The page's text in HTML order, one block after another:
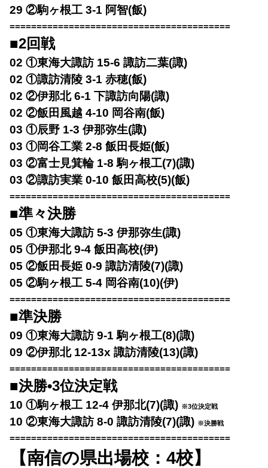
29 ②駒ヶ根工 3-1 阿智(飯)
=========================================
■2回戦
02 ①東海大諏訪 15-6 諏訪二葉(諏)
02 ①諏訪清陵 3-1 赤穂(飯)
02 ②伊那北 6-1 下諏訪向陽(諏)
02 ②飯田風越 4-10 岡谷南(飯)
03 ①辰野 1-3 伊那弥生(諏)
03 ①岡谷工業 2-8 飯田長姫(飯)
03 ②富士見箕輪 1-8 駒ヶ根工(7)(諏)
03 ②諏訪実業 0-10 飯田高校(5)(飯)
=========================================
■準々決勝
05 ①東海大諏訪 5-3 伊那弥生(諏)
05 ①伊那北 9-4 飯田高校(伊)
05 ②飯田長姫 0-9 諏訪清陵(7)(諏)
05 ②駒ヶ根工 5-4 岡谷南(10)(伊)
=========================================
■準決勝
09 ①東海大諏訪 9-1 駒ヶ根工(8)(諏)
09 ②伊那北 12-13x 諏訪清陵(13)(諏)
=========================================
■決勝•3位決定戦
10 ①駒ヶ根工 12-4 伊那北(7)(諏) ※3位決定戦
10 ②東海大諏訪 8-0 諏訪清陵(7)(諏) ※決勝戦
=========================================
【南信の県出場校：4校】